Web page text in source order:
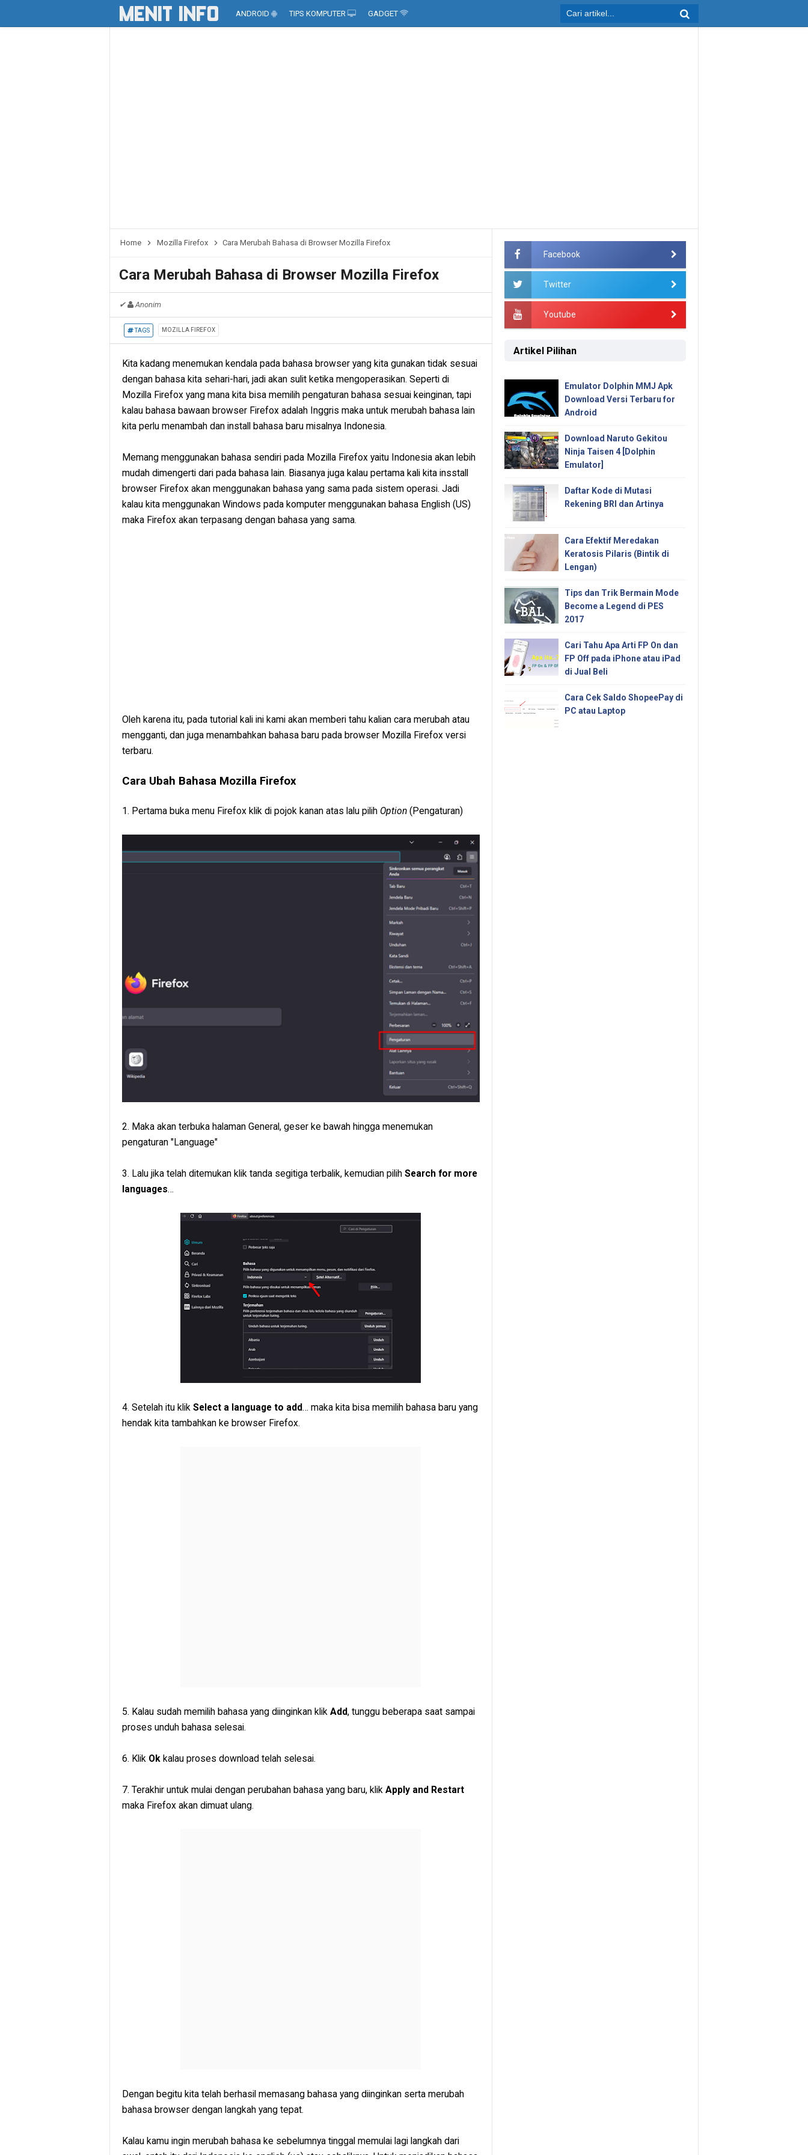
ANDROID TIPS KOMPUTER GADGET
Home Mozilla Firefox Cara Merubah Bahasa di Browser Mozilla Firefox
Cara Merubah Bahasa di Browser Mozilla Firefox
✔ Anonim
TAGS MOZILLA FIREFOX
Kita kadang menemukan kendala pada bahasa browser yang kita gunakan tidak sesuai
dengan bahasa kita sehari-hari, jadi akan sulit ketika mengoperasikan. Seperti di
Mozilla Firefox yang mana kita bisa memilih pengaturan bahasa sesuai keinginan, tapi
kalau bahasa bawaan browser Firefox adalah Inggris maka untuk merubah bahasa lain
kita perlu menambah dan install bahasa baru misalnya Indonesia.
Memang menggunakan bahasa sendiri pada Mozilla Firefox yaitu Indonesia akan lebih
mudah dimengerti dari pada bahasa lain. Biasanya juga kalau pertama kali kita insstall
browser Firefox akan menggunakan bahasa yang sama pada sistem operasi. Jadi
kalau kita menggunakan Windows pada komputer menggunakan bahasa English (US)
maka Firefox akan terpasang dengan bahasa yang sama.
Oleh karena itu, pada tutorial kali ini kami akan memberi tahu kalian cara merubah atau
mengganti, dan juga menambahkan bahasa baru pada browser Mozilla Firefox versi
terbaru.
Cara Ubah Bahasa Mozilla Firefox
1. Pertama buka menu Firefox klik di pojok kanan atas lalu pilih Option (Pengaturan)
2. Maka akan terbuka halaman General, geser ke bawah hingga menemukan
pengaturan "Language"
3. Lalu jika telah ditemukan klik tanda segitiga terbalik, kemudian pilih Search for more
languages…
4. Setelah itu klik Select a language to add… maka kita bisa memilih bahasa baru yang
hendak kita tambahkan ke browser Firefox.
5. Kalau sudah memilih bahasa yang diinginkan klik Add, tunggu beberapa saat sampai
proses unduh bahasa selesai.
6. Klik Ok kalau proses download telah selesai.
7. Terakhir untuk mulai dengan perubahan bahasa yang baru, klik Apply and Restart
maka Firefox akan dimuat ulang.
Dengan begitu kita telah berhasil memasang bahasa yang diinginkan serta merubah
bahasa browser dengan langkah yang tepat.
Kalau kamu ingin merubah bahasa ke sebelumnya tinggal memulai lagi langkah dari
Facebook
Twitter
Youtube
Artikel Pilihan
Emulator Dolphin MMJ Apk
Download Versi Terbaru for
Android
Download Naruto Gekitou
Ninja Taisen 4 [Dolphin
Emulator]
Daftar Kode di Mutasi
Rekening BRI dan Artinya
Cara Efektif Meredakan
Keratosis Pilaris (Bintik di
Lengan)
Tips dan Trik Bermain Mode
Become a Legend di PES
2017
Cari Tahu Apa Arti FP On dan
FP Off pada iPhone atau iPad
di Jual Beli
Cara Cek Saldo ShopeePay di
PC atau Laptop